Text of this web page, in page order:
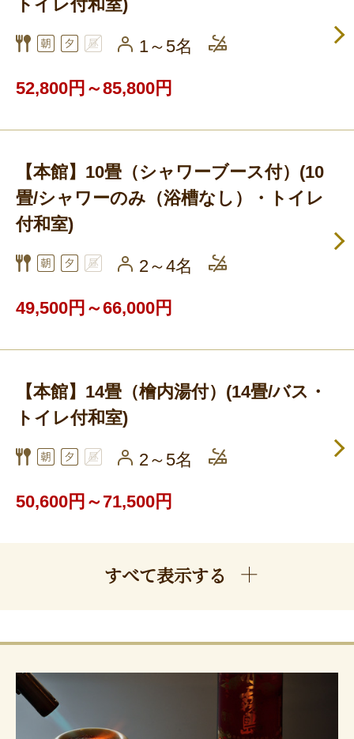
トイレ付和室)
1～5名
52,800円～85,800円
【本館】10畳（シャワーブース付）(10
畳/シャワーのみ（浴槽なし）・トイレ
付和室)
2～4名
49,500円～66,000円
【本館】14畳（檜内湯付）(14畳/バス・
トイレ付和室)
2～5名
50,600円～71,500円
すべて表示する